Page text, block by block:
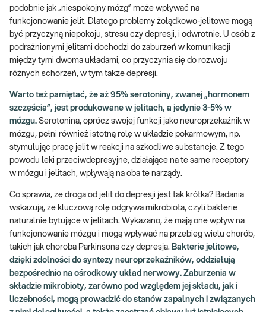
podobnie jak „niespokojny mózg” może wpływać na
funkcjonowanie jelit. Dlatego problemy żołądkowo-jelitowe mogą
być przyczyną niepokoju, stresu czy depresji, i odwrotnie. U osób z
podrażnionymi jelitami dochodzi do zaburzeń w komunikacji
między tymi dwoma układami, co przyczynia się do rozwoju
różnych schorzeń, w tym także depresji.
Warto też pamiętać, że aż 95% serotoniny, zwanej „hormonem
szczęścia”, jest produkowane w jelitach, a jedynie 3-5% w
mózgu. Serotonina, oprócz swojej funkcji jako neuroprzekaźnik w
mózgu, pełni również istotną rolę w układzie pokarmowym, np.
stymulując pracę jelit w reakcji na szkodliwe substancje. Z tego
powodu leki przeciwdepresyjne, działające na te same receptory
w mózgu i jelitach, wpływają na oba te narządy.
Co sprawia, że droga od jelit do depresji jest tak krótka? Badania
wskazują, że kluczową rolę odgrywa mikrobiota, czyli bakterie
naturalnie bytujące w jelitach. Wykazano, że mają one wpływ na
funkcjonowanie mózgu i mogą wpływać na przebieg wielu chorób,
takich jak choroba Parkinsona czy depresja. Bakterie jelitowe,
dzięki zdolności do syntezy neuroprzekaźników, oddziałują
bezpośrednio na ośrodkowy układ nerwowy. Zaburzenia w
składzie mikrobioty, zarówno pod względem jej składu, jak i
liczebności, mogą prowadzić do stanów zapalnych i związanych